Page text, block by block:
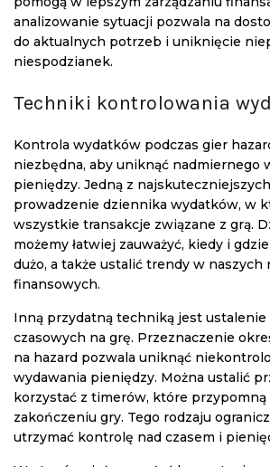
analizowanie sytuacji pozwala na
do aktualnych potrzeb i uniknięcie
niespodzianek.
Techniki kontrolowania
Kontrola wydatków podczas gier
niezbędna, aby uniknąć nadmiernego
pieniędzy. Jedną z
prowadzenie dziennika wydatków, w
wszystkie transakcje związane z grą.
możemy łatwiej zauważyć, kiedy i
dużo, a także ustalić trendy w naszych
finansowych.
Inną przydatną techniką jest
czasowych na grę. Przeznaczenie
na hazard pozwala uniknąć
wydawania pieniędzy. Można ustalić
korzystać z timerów, które przypomną
zakończeniu gry. Tego rodzaju
utrzymać kontrolę nad czasem i